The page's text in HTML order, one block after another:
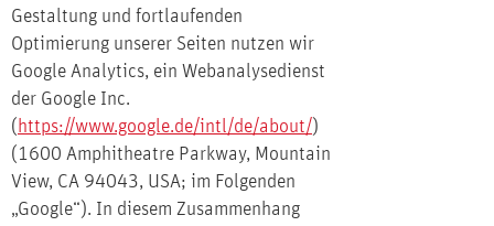
Gestaltung und fortlaufenden
Optimierung unserer Seiten nutzen wir
Google Analytics, ein Webanalysedienst
der Google Inc.
( https://www.google.de/intl/de/about/)
(1600 Amphitheatre Parkway, Mountain
View, CA 94043, USA; im Folgenden
„Google“). In diesem Zusammenhang